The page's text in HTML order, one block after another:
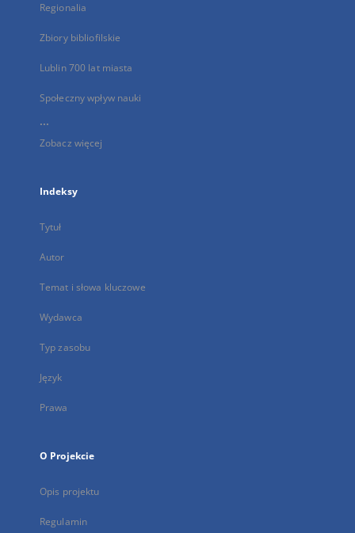
Regionalia
Zbiory bibliofilskie
Lublin 700 lat miasta
Społeczny wpływ nauki
...
Zobacz więcej
Indeksy
Tytuł
Autor
Temat i słowa kluczowe
Wydawca
Typ zasobu
Język
Prawa
O Projekcie
Opis projektu
Regulamin